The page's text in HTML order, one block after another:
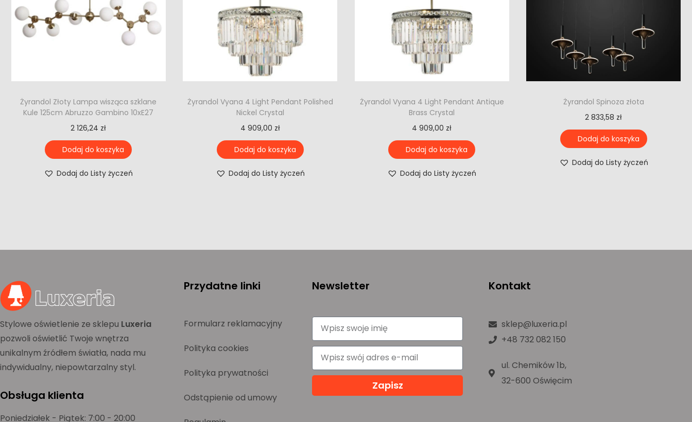
Żyrandol Złoty Lampa wisząca szklane
Kule 125cm Abruzzo Gambino 10xE27
2 126,24 zł
Dodaj do koszyka
Dodaj do Listy życzeń
Żyrandol Vyana 4 Light Pendant Polished
Nickel Crystal
4 909,00 zł
Dodaj do koszyka
Dodaj do Listy życzeń
Żyrandol Vyana 4 Light Pendant Antique
Brass Crystal
4 909,00 zł
Dodaj do koszyka
Dodaj do Listy życzeń
Żyrandol Spinoza złota
2 833,58 zł
Dodaj do koszyka
Dodaj do Listy życzeń
Stylowe oświetlenie ze sklepu Luxeria
pozwoli oświetlić Twoje wnętrza
unikalnym źródłem światła, nada mu
indywidualny, niepowtarzalny styl.
Obsługa klienta
Poniedziałek - Piątek: 7:00 - 20:00
Przydatne linki
Formularz reklamacyjny
Polityka cookies
Polityka prywatności
Odstąpienie od umowy
Newsletter
Zapisz
Kontakt
sklep@luxeria.pl
+48 732 082 150
ul. Chemików 1b,
32-600 Oświęcim